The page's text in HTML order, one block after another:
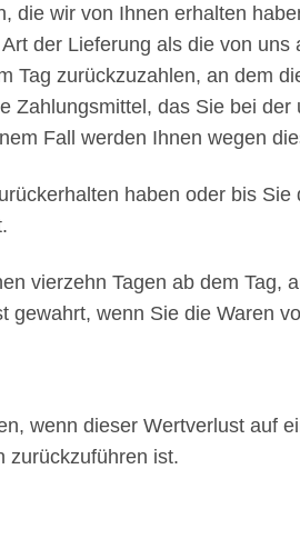
wir von Ihnen erhalten
der Lieferung als die von
zurückzuzahlen, an dem
das Sie bei
Fall werden Ihnen wegen
haben oder bis
vierzehn Tagen ab dem Tag,
wenn Sie die Waren
wenn dieser Wertverlust auf
zurückzuführen ist.